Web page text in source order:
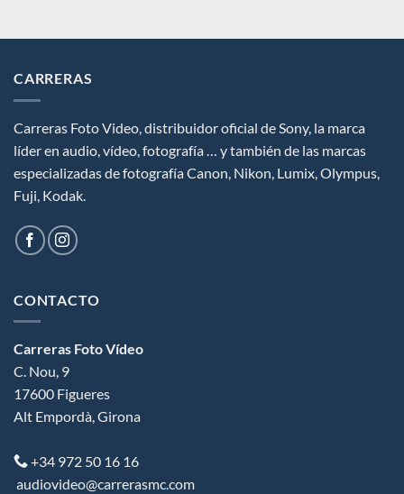
CARRERAS
Carreras Foto Video, distribuidor oficial de Sony, la marca
líder en audio, vídeo, fotografía … y también de las marcas
especializadas de fotografía Canon, Nikon, Lumix, Olympus,
Fuji, Kodak.
CONTACTO
Carreras Foto Vídeo
C. Nou, 9
17600 Figueres
Alt Empordà,Girona
+34 972 50 16 16
audiovideo@carrerasmc.com